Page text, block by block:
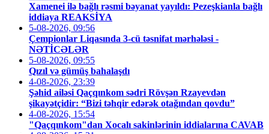
Xamenei ilə bağlı rəsmi bəyanat yayıldı: Pezeşkianla bağlı
iddiaya REAKSİYA
5-08-2026, 09:56
Çempionlar Liqasında 3-cü təsnifat mərhələsi -
NƏTİCƏLƏR
5-08-2026, 09:55
Qızıl və gümüş bahalaşdı
4-08-2026, 23:39
Şəhid ailəsi Qaçqınkom sədri Rövşən Rzayevdən
şikayətçidir: “Bizi təhqir edərək otağından qovdu”
4-08-2026, 15:54
"Qaçqınkom"dan Xocalı sakinlərinin iddialarına CAVAB